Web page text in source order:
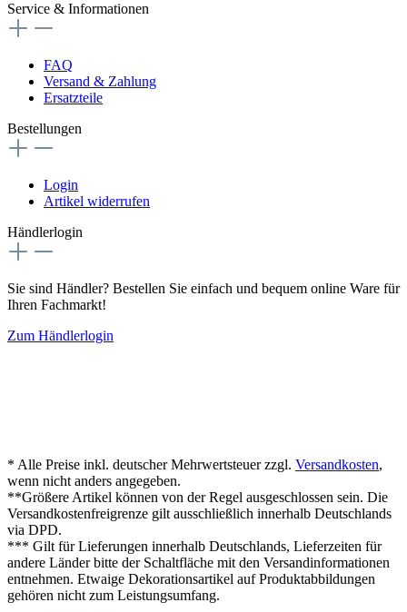
Service & Informationen
FAQ
Versand & Zahlung
Ersatzteile
Bestellungen
Login
Artikel widerrufen
Händlerlogin
Sie sind Händler? Bestellen Sie einfach und bequem online Ware für
Ihren Fachmarkt!
Zum Händlerlogin
* Alle Preise inkl. deutscher Mehrwertsteuer zzgl. Versandkosten,
wenn nicht anders angegeben.
**Größere Artikel können von der Regel ausgeschlossen sein. Die
Versandkostenfreigrenze gilt ausschließlich innerhalb Deutschlands
via DPD.
*** Gilt für Lieferungen innerhalb Deutschlands, Lieferzeiten für
andere Länder bitte der Schaltfläche mit den Versandinformationen
entnehmen. Etwaige Dekorationsartikel auf Produktabbildungen
gehören nicht zum Leistungsumfang.